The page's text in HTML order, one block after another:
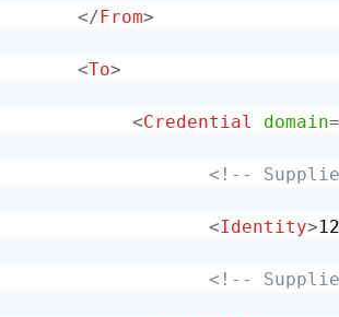
</From>
<To>
<Credential domain=
<!--
<Identity>
<!--